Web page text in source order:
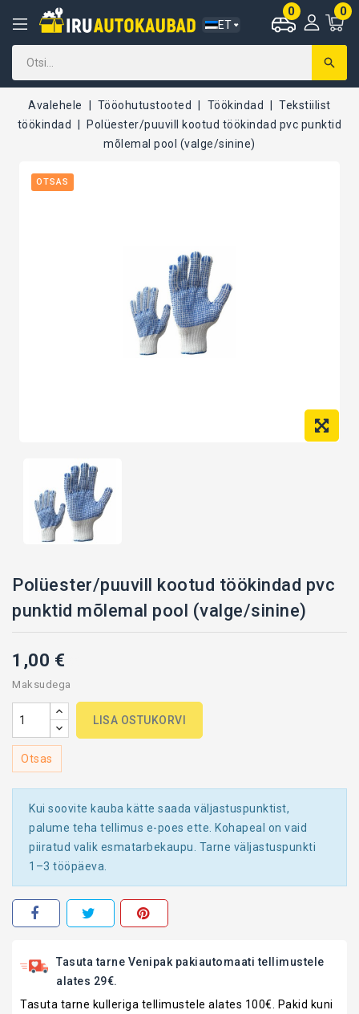
ET
0
0
Avalehele Tööohutustooted Töökindad
Tekstiilist
töökindad
Polüester/puuvill kootud töökindad pvc punktid
mõlemal pool (valge/sinine)
OTSAS
Polüester/puuvill kootud töökindad pvc
punktid mõlemal pool (valge/sinine)
1,00 €
Maksudega
LISA OSTUKORVI
Otsas
Kui soovite kauba kätte saada väljastuspunktist,
palume teha tellimus e-poes ette. Kohapeal on vaid
piiratud valik esmatarbekaupu. Tarne väljastuspunkti
1–3 tööpäeva.
Tasuta tarne Venipak pakiautomaati tellimustele
alates 29€.
Tasuta tarne kulleriga tellimustele alates 100€. Pakid kuni